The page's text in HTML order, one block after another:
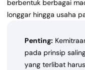
berbentuk berbagai
longgar hingga usaha
Penting:
pada prinsip
yang terlibat